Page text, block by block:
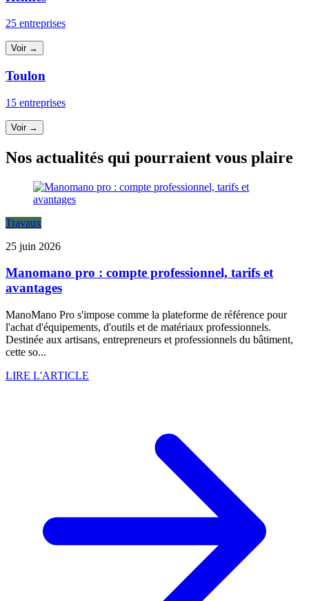
25 entreprises
Voir →
Toulon
15 entreprises
Voir →
Nos actualités qui pourraient vous plaire
Travaux
25 juin 2026
Manomano pro : compte professionnel, tarifs et
avantages
ManoMano Pro s'impose comme la plateforme de référence pour
l'achat d'équipements, d'outils et de matériaux professionnels.
Destinée aux artisans, entrepreneurs et professionnels du bâtiment,
cette so...
LIRE L'ARTICLE